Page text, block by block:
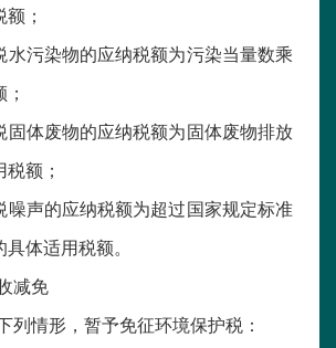
；
水污染物的应纳税额为污染当量数乘
固体废物的应纳税额为固体废物排放
额；
噪声的应纳税额为超过国家规定标准
体适用税额。
减免
列情形，暂予免征环境保护税：